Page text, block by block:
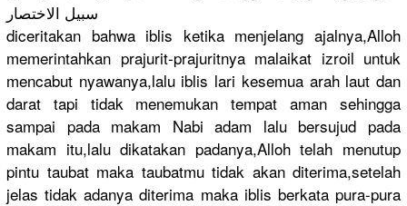
سبيل الاختصار
diceritakan bahwa iblis ketika menjelang ajalnya,Alloh
memerintahkan prajurit-prajuritnyamalaikat izroil untuk
mencabut nyawanya,lalu iblis lari kesemua arah laut dan
darat tapi tidak menemukan tempat aman sehingga
sampai pada makam Nabi adam lalu bersujud pada
makam itu,lalu dikatakan padanya,Alloh telah menutup
pintu taubat maka taubatmu tidak akan diterima,setelah
jelas tidak adanya diterima maka iblis berkata pura-pura